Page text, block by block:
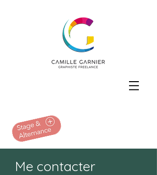
Me contacter